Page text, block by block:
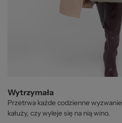
Wytrzymała
Przetrwa każde codzienne
kałuży, czy wyleje się na nią wino.